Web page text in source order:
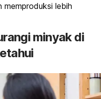
memproduksi lebih
minyak di